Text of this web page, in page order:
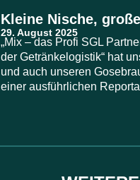
Kleine Nische,
„Mix – das Profi SGL
der Getränkelogistik“ hat
und auch unseren
einer ausführlichen